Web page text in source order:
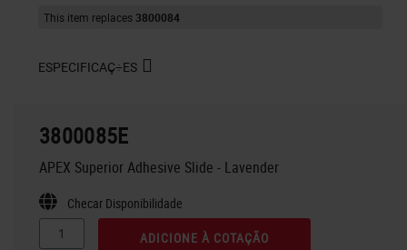
This item replaces3800084
ESPECIFICAÇ÷ES
3800085E
APEX Superior Adhesive Slide - Lavender
Checar Disponibilidade
ADICIONE À COTAÇÃO